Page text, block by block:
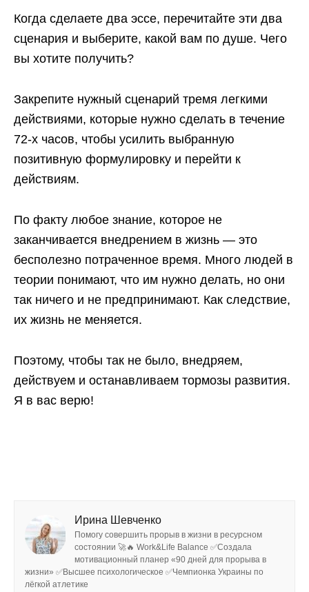
Когда сделаете два эссе, перечитайте эти два
сценария и выберите, какой вам по душе. Чего
вы хотите получить?
Закрепите нужный сценарий тремя легкими
действиями, которые нужно сделать в течение
72-х часов, чтобы усилить выбранную
позитивную формулировку и перейти к
действиям.
По факту любое знание, которое не
заканчивается внедрением в жизнь — это
бесполезно потраченное время. Много людей в
теории понимают, что им нужно делать, но они
так ничего и не предпринимают. Как следствие,
их жизнь не меняется.
Поэтому, чтобы так не было, внедряем,
действуем и останавливаем тормозы развития.
Я в вас верю!
Ирина Шевченко
Помогу совершить прорыв в жизни в ресурсном
состоянии 🚀🔥 Work&Life Balance ✅Создала
мотивационный планер «90 дней для прорыва в
жизни» ✅Высшее психологическое ✅Чемпионка Украины по
лёгкой атлетике